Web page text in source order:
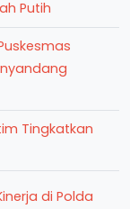
Putih
Tingkatkan
di Polda